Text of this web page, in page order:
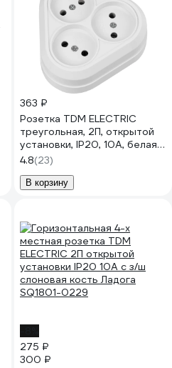
363 ₽
Розетка TDM ELECTRIC
треугольная, 2П, открытой
установки, IP20, 10A, белая,
Ладога SQ1801-0136
4.8(23)
В корзину
275 ₽
300 ₽